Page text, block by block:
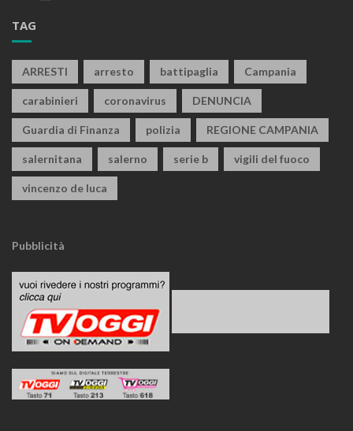
TAG
ARRESTI arresto battipaglia Campania
carabinieri coronavirus DENUNCIA
Guardia di Finanza polizia REGIONE CAMPANIA
salernitana salerno serie b vigili del fuoco
vincenzo de luca
Pubblicità